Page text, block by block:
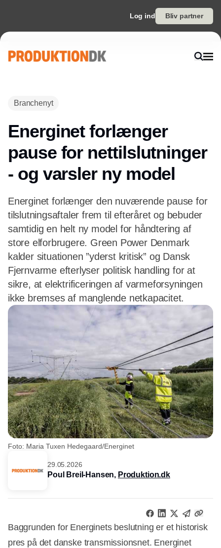
Log ind Bliv partner
Branchenyt
Energinet forlænger
pause for nettilslutninger
- og varsler ny model
Energinet forlænger den nuværende pause for
tilslutningsaftaler frem til efteråret og bebuder
samtidig en helt ny model for håndtering af
store elforbrugere. Green Power Denmark
kalder situationen ”yderst kritisk” og Dansk
Fjernvarme efterlyser politisk handling for at
sikre, at elektrificeringen af varmeforsyningen
ikke bremses af manglende netkapacitet.
Foto: Maria Tuxen Hedegaard/Energinet
29.05.2026
Poul Breil-Hansen, Produktion.dk
Baggrunden for Energinets beslutning er et historisk
pres på det danske transmissionsnet. Energinet